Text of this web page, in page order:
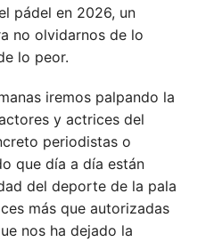
pádel en 2026, un
no olvidarnos de lo
lo peor.
iremos palpando la
y actrices del
periodistas o
que día a día están
del deporte de la pala
más que autorizadas
nos ha dejado la